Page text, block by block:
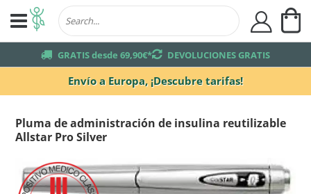
Envío a Europa, ¡Descubre tarifas!
truck GRATIS desde 69,90€*returns DEVOLUCIONES GRATIS
user
Pluma de administración de insulina reutilizable
Allstar Pro Silver